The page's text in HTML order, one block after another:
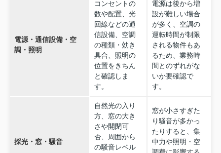
電源・通信設備・空
調・照明
コンセントの
数や配置、光
回線などの通
信設備、空調
の種類・効き
具合、照明の
位置をきちん
と確認しま
す。
電源は後から増
設が難しい場合
が多く、空調の
運転時間が制限
される物件もあ
るため、業務時
間とのずれがな
いか要確認で
す。
採光・窓・騒音
自然光の入り
方、窓の大き
さや開閉可
否、周囲から
の騒音レベル
窓が小さすぎた
り騒音が多かっ
たりすると、集
中力や照明・空